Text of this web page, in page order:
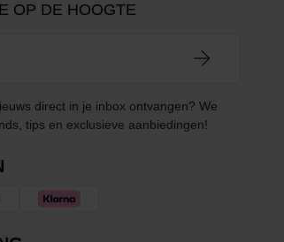
OP DE HOOGTE
direct in je inbox ontvangen? We
tips en exclusieve aanbiedingen!